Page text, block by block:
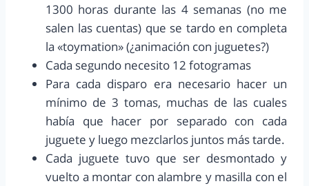
1300 horas durante las 4 semanas (no me
salen las cuentas) que se tardo en completa
la «toymation» (¿animación con juguetes?)
Cada segundo necesito 12 fotogramas
Para cada disparo era necesario hacer un
mínimo de 3 tomas, muchas de las cuales
había que hacer por separado con cada
juguete y luego mezclarlos juntos más tarde.
Cada juguete tuvo que ser desmontado y
vuelto a montar con alambre y masilla con el